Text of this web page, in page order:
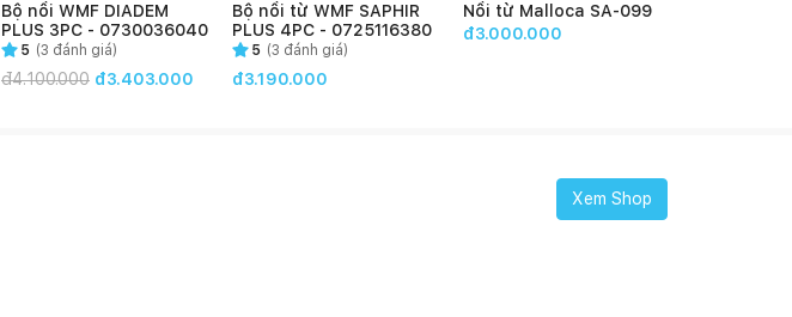
Bộ nồi WMF DIADEM
PLUS 3PC - 0730036040
5 (3 đánh giá)
đ4.100.000 đ3.403.000
Bộ nồi từ WMF SAPHIR
PLUS 4PC - 0725116380
5 (3 đánh giá)
đ3.190.000
Nồi từ Malloca SA-099
đ3.000.000
Xem Shop